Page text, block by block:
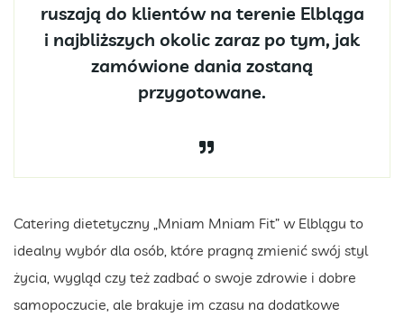
ruszają do klientów na terenie Elbląga
i najbliższych okolic zaraz po tym, jak
zamówione dania zostaną
przygotowane.
Catering dietetyczny „Mniam Mniam Fit” w Elblągu to
idealny wybór dla osób, które pragną zmienić swój styl
życia, wygląd czy też zadbać o swoje zdrowie i dobre
samopoczucie, ale brakuje im czasu na dodatkowe